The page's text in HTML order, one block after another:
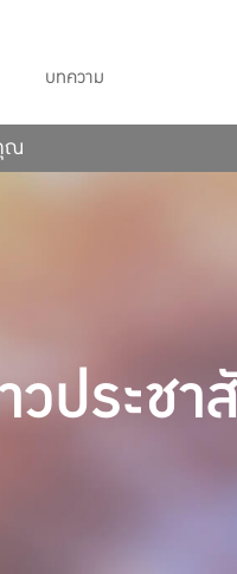
บทความ
ณ
วประช